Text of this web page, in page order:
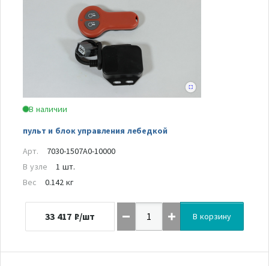
В наличии
пульт и блок управления лебедкой
Арт.
7030-1507A0-10000
В узле
1 шт.
Вес
0.142 кг
33 417 ₽/шт В корзину